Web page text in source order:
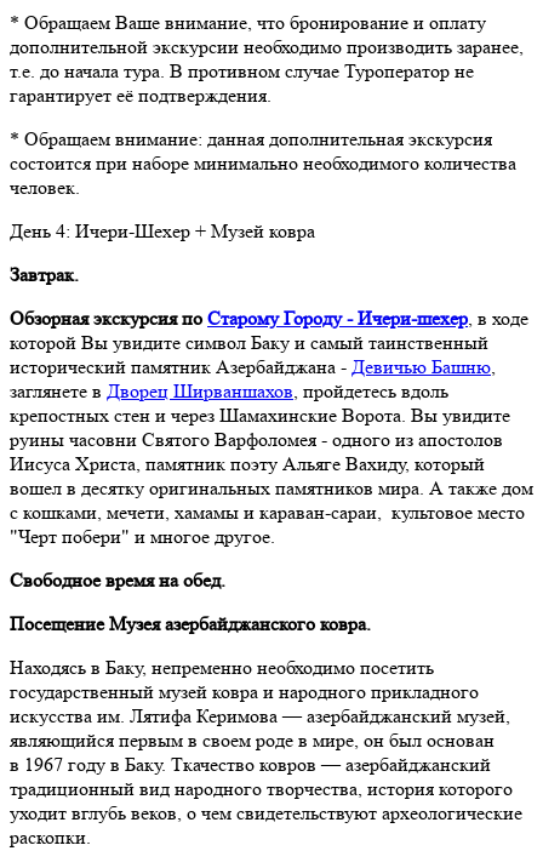
* Обращаем Ваше внимание, что бронирование и оплату
дополнительной экскурсии необходимо производить заранее,
т.е. до начала тура. В противном случае Туроператор не
гарантирует её подтверждения.
* Обращаем внимание: данная дополнительная экскурсия
состоится при наборе минимально необходимого количества
человек.
День 4: Ичери-Шехер + Музей ковра
Завтрак.
Обзорная экскурсия по Старому Городу - Ичери-шехер, в ходе
которой Вы увидите символ Баку и самый таинственный
исторический памятник Азербайджана - Девичью Башню,
заглянете в Дворец Ширваншахов, пройдетесь вдоль
крепостных стен и через Шамахинские Ворота. Вы увидите
руины часовни Святого Варфоломея - одного из апостолов
Иисуса Христа, памятник поэту Альяге Вахиду, который
вошел в десятку оригинальных памятников мира. А также дом
с кошками, мечети, хамамы и караван-сараи, культовое место
"Черт побери" и многое другое.
Свободное время на обед.
Посещение Музея азербайджанского ковра.
Находясь в Баку, непременно необходимо посетить
государственный музей ковра и народного прикладного
искусства им. Лятифа Керимова — азербайджанский музей,
являющийся первым в своем роде в мире, он был основан
в 1967 году в Баку. Ткачество ковров — азербайджанский
традиционный вид народного творчества, история которого
уходит вглубь веков, о чем свидетельствуют археологические
раскопки.